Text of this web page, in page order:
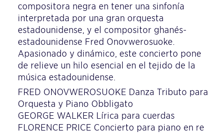
compositora negra en tener una sinfonía
interpretada por una gran orquesta
estadounidense, y el compositor ghanés-
estadounidense Fred Onovwerosuoke.
Apasionado y dinámico, este concierto pone
de relieve un hilo esencial en el tejido de la
música estadounidense.
FRED ONOVWEROSUOKE Danza Tributo para
Orquesta y Piano Obbligato
GEORGE WALKER Lírica para cuerdas
FLORENCE PRICE Concierto para piano en re